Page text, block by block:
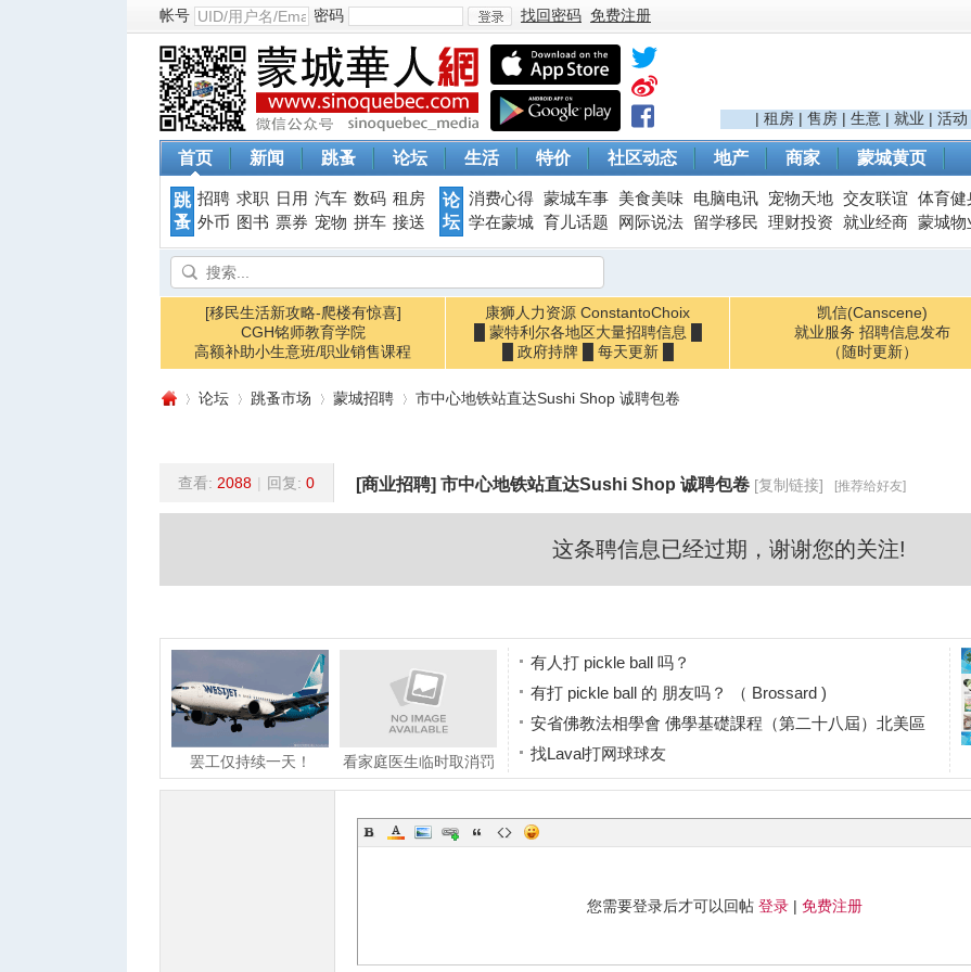
帐号 密码
登
录
找回密码 免费注册
| 租房 | 售房 | 生意 | 就业 | 活动
首页 新闻 跳蚤 论坛 生活 特价 社区动态 地产 商家 蒙城黄页
跳
蚤
招聘 求职 日用 汽车 数码 租房
外币
图书 票券 宠物 拼车 接送
论
坛
消费心得 蒙城车事 美食美味 电脑电讯 宠物天地 交友联谊 体育健
学在蒙城 育儿话题 网际说法 留学移民 理财投资 就业经商 蒙城物
[移民生活新攻略-爬楼有惊喜]
CGH铭师教育学院
高额补助小生意班/职业销售课程
康狮人力资源 ConstantoChoix
█ 蒙特利尔各地区大量招聘信息 █
█ 政府持牌 █ 每天更新 █
凯信(Canscene)
就业服务 招聘信息发布
（随时更新）
城
»
论坛
›
跳蚤市场
›
蒙城招聘
›
市中心地铁站直达Sushi Shop 诚聘包卷
查看: 2088 | 回复: 0 [商业招聘] 市中心地铁站直达Sushi Shop 诚聘包卷 [复制链接] [推荐给好友]
这条聘信息已经过期，谢谢您的关注!
罢工仅持续一天！
WestJet航空乘务员已
看家庭医生临时取消罚
$100！网友：合理收费
有人打 pickle ball 吗？
有打 pickle ball 的 朋友吗？ （ Brossard )
安省佛教法相學會 佛學基礎課程（第二十八屆）北美區
找Laval打网球球友
找住西岛的网球球友
您需要登录后才可以回帖 登录| 免费注册